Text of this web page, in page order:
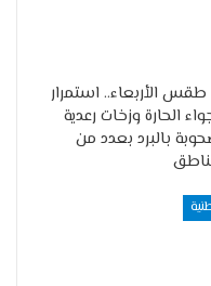
طقس الأربعاء.. استمرار
الحارة وزخات رعدية
بالبرد بعدد من